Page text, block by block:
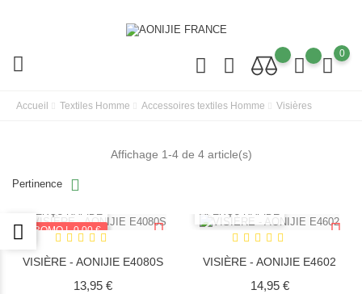
0
Accueil Textiles Homme Accessoires textiles Homme Visières
Pertinence
Affichage 1-4 de 4 article(s)
APERÇU RAPIDE
PROMO !-0,00 €
VISIÈRE - AONIJIE E4080S
13,95 €Prix
APERÇU RAPIDE
VISIÈRE - AONIJIE E4602
14,95 €Prix